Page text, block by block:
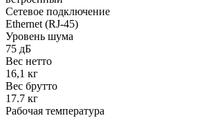
Сетевое подключение
Ethernet (RJ‑45)
Уровень шума
75 дБ
Вес нетто
16,1 кг
Вес брутто
17.7 кг
Рабочая температура